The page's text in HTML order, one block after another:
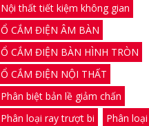
Nội thất tiết kiệm không gian
Ổ CẮM ĐIỆN ÂM BÀN
Ổ CẮM ĐIỆN BÀN HÌNH TRÒN
Ổ CẮM ĐIỆN NỘI THẤT
Phân biệt bản lề giảm chấn
Phân loại ray trượt bi
Phân